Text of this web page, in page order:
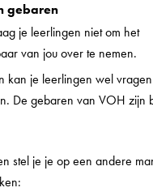
gebaren
je leerlingen niet om het
van jou over te nemen.
kan je leerlingen wel
De gebaren van VOH zijn
stel je je op een andere